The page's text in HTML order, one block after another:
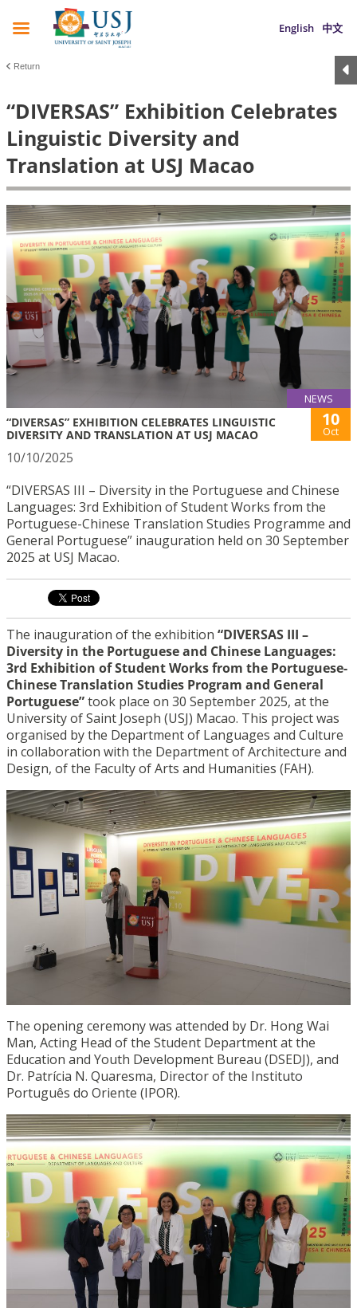
English 中文
Return
“DIVERSAS” Exhibition Celebrates
Linguistic Diversity and
Translation at USJ Macao
NEWS
“DIVERSAS” EXHIBITION CELEBRATES LINGUISTIC
DIVERSITY AND TRANSLATION AT USJ MACAO
10
Oct
10/10/2025
“DIVERSAS III – Diversity in the Portuguese and Chinese
Languages: 3rd Exhibition of Student Works from the
Portuguese-Chinese Translation Studies Programme and
General Portuguese” inauguration held on 30 September
2025 at USJ Macao.
The inauguration of the exhibition “DIVERSAS III –
Diversity in the Portuguese and Chinese Languages:
3rd Exhibition of Student Works from the Portuguese-
Chinese Translation Studies Program and General
Portuguese”took place on 30 September 2025, at the
University of Saint Joseph (USJ) Macao. This project was
organised by the Department of Languages and Culture
in collaboration with the Department of Architecture and
Design, of the Faculty of Arts and Humanities (FAH).
The opening ceremony was attended by Dr. Hong Wai
Man, Acting Head of the Student Department at the
Education and Youth Development Bureau (DSEDJ), and
Dr. Patrícia N. Quaresma, Director of the Instituto
Português do Oriente (IPOR).